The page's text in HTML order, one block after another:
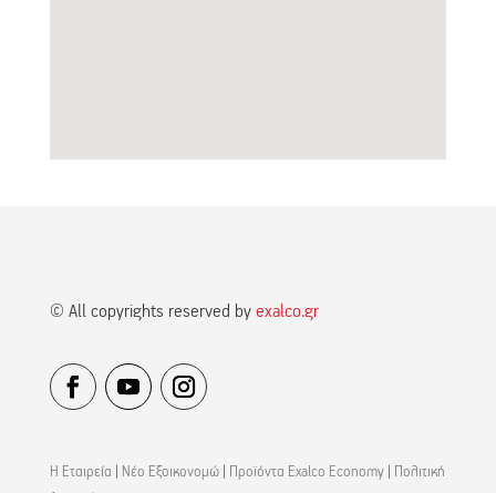
© All copyrights reserved by exalco.gr
Η Εταιρεία Νέο Εξοικονομώ| Προϊόντα Exalco Economy| Πολιτική